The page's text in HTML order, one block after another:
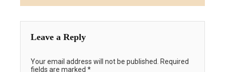
Leave a Reply
Your email address will not be published.
Required
fields are marked *